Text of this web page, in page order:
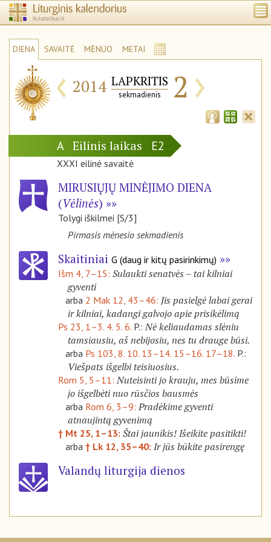
DIENA SAVAITĖ MĖNUO METAI
‹ 2014 LAPKRITIS
sekmadienis 2 ›
A Eilinis laikas E2
XXXI eilinė savaitė
MIRUSIŲJŲ MINĖJIMO DIENA
(Vėlinės)
Tolygi iškilmei [S/3]
Pirmasis mėnesio sekmadienis
Skaitiniai G (daug ir kitų pasirinkimų)
Išm 4, 7–15: Sulaukti senatvės – tai kilniai
gyventi
arba 2 Mak 12, 43–46: Jis pasielgė labai gerai
ir kilniai, kadangi galvojo apie prisikėlimą
Ps 23, 1–3. 4. 5. 6. P.:Nė keliaudamas slėniu
tamsiausiu, aš nebijosiu, nes tu drauge būsi.
arba Ps 103, 8. 10. 13–14. 15–16. 17–18. P.:
Viešpats išgelbi teisiuosius.
Rom 5, 5–11:Nuteisinti jo krauju, mes būsime
jo išgelbėti nuo rūsčios bausmės
arba Rom 6, 3–9:Pradėkime gyventi
atnaujintą gyvenimą
† Mt 25, 1–13: Štai jaunikis! Išeikite pasitikti!
arba † Lk 12, 35–40: Ir jūs būkite pasirengę
Valandų liturgija dienos